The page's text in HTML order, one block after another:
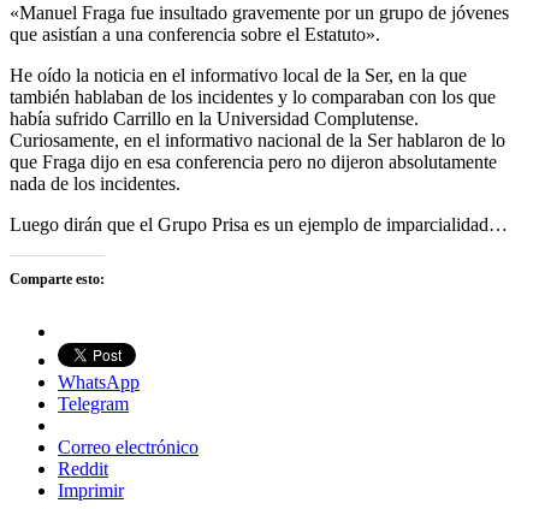
«Manuel Fraga fue insultado gravemente por un grupo de jóvenes
que asistían a una conferencia sobre el Estatuto».
He oído la noticia en el informativo local de la Ser, en la que
también hablaban de los incidentes y lo comparaban con los que
había sufrido Carrillo en la Universidad Complutense.
Curiosamente, en el informativo nacional de la Ser hablaron de lo
que Fraga dijo en esa conferencia pero no dijeron absolutamente
nada de los incidentes.
Luego dirán que el Grupo Prisa es un ejemplo de imparcialidad…
Comparte esto:
WhatsApp
Telegram
Correo electrónico
Reddit
Imprimir